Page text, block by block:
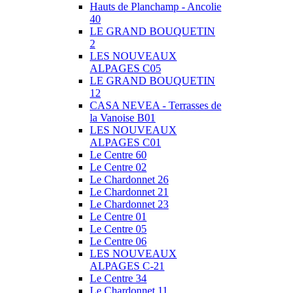
Hauts de Planchamp - Ancolie
40
LE GRAND BOUQUETIN
2
LES NOUVEAUX
ALPAGES C05
LE GRAND BOUQUETIN
12
CASA NEVEA - Terrasses de
la Vanoise B01
LES NOUVEAUX
ALPAGES C01
Le Centre 60
Le Centre 02
Le Chardonnet 26
Le Chardonnet 21
Le Chardonnet 23
Le Centre 01
Le Centre 05
Le Centre 06
LES NOUVEAUX
ALPAGES C-21
Le Centre 34
Le Chardonnet 11